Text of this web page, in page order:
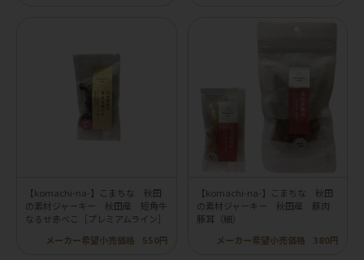
【komachi-na-】こまちな 秋田
の素材ジャーキー 秋田産 短角牛
なるせ赤べこ［プレミアムライン］
メーカー希望小売価格
550円
【komachi-na-】こまちな 秋田
の素材ジャーキー 秋田産 豚肉
豚耳（細）
メーカー希望小売価格
380円